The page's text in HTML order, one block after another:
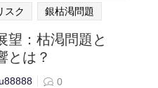
スク 銀枯渇問題
望：枯渇問題と
とは？
0